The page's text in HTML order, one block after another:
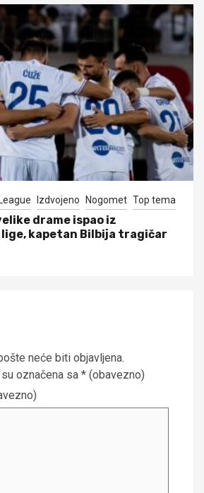
Izdvojeno Nogomet Top tema
drame ispao iz
kapetan Bilbija tragičar
neće biti objavljena.
označena sa * (obavezno)